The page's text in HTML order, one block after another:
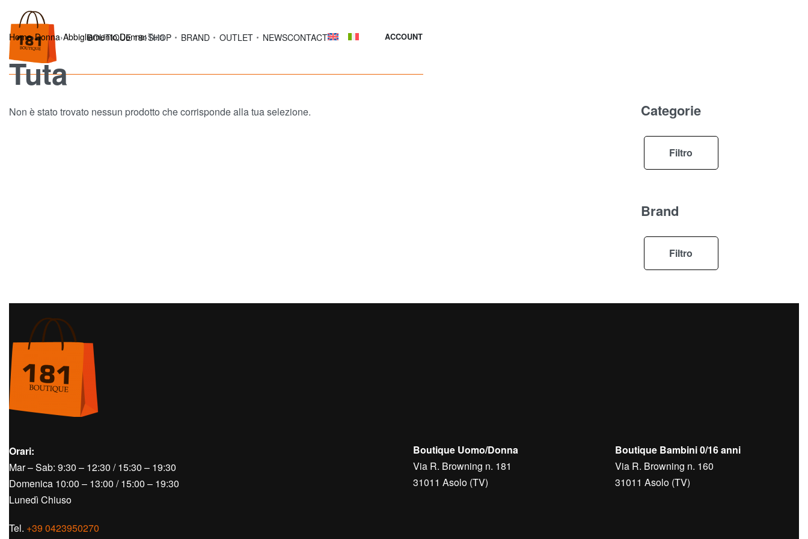
BOUTIQUE 181SHOP BRAND OUTLET NEWSCONTACT ACCOUNT
Home›Donna›Abbigliamento Donna›Tuta
Tuta
Non è stato trovato nessun prodotto che corrisponde alla tua selezione. Categorie
Filtro
Brand
Filtro
Orari:
Mar – Sab: 9:30 – 12:30 / 15:30 – 19:30
Domenica 10:00 – 13:00 / 15:00 – 19:30
Lunedì Chiuso
Tel. +39 0423950270
Boutique Uomo/Donna
Via R. Browning n. 181
31011 Asolo (TV)
Boutique Bambini 0/16 anni
Via R. Browning n. 160
31011 Asolo (TV)